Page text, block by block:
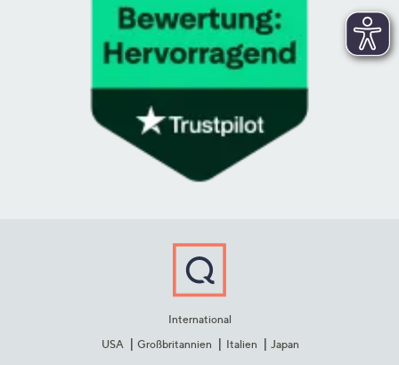
International
USA
Großbritannien Italien Japan